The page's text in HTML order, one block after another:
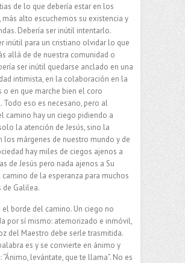
de lo que debería estar en los
más alto escuchemos su existencia y
Debería ser inútil intentarlo.
inútil para un cristiano olvidar lo que
allá de de nuestra comunidad o
ser inútil quedarse anclado en una
intimista, en la colaboración en la
o en que marche bien el coro
Todo eso es necesario, pero al
camino hay un ciego pidiendo a
la atención de Jesús, sino la
los márgenes de nuestro mundo y de
hay miles de ciegos ajenos a
de Jesús pero nada ajenos a Su
camino de la esperanza para muchos
de Galilea.
el borde del camino. Un ciego no
por sí mismo: atemorizado e inmóvil,
del Maestro debe serle trasmitida.
es y se convierte en ánimo y
“Ánimo, levántate, que te llama”. No es